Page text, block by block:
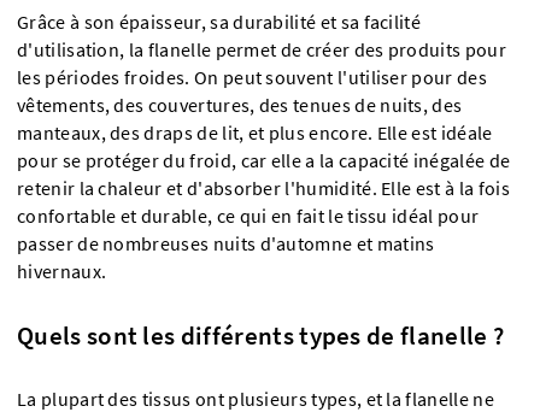
Grâce à son épaisseur, sa durabilité et sa facilité
d'utilisation, la flanelle permet de créer des produits pour
les périodes froides. On peut souvent l'utiliser pour des
vêtements, des couvertures, des tenues de nuits, des
manteaux, des draps de lit, et plus encore. Elle est idéale
pour se protéger du froid, car elle a la capacité inégalée de
retenir la chaleur et d'absorber l'humidité. Elle est à la fois
confortable et durable, ce qui en fait le tissu idéal pour
passer de nombreuses nuits d'automne et matins
hivernaux.
Quels sont les différents types de flanelle ?
La plupart des tissus ont plusieurs types, et la flanelle ne